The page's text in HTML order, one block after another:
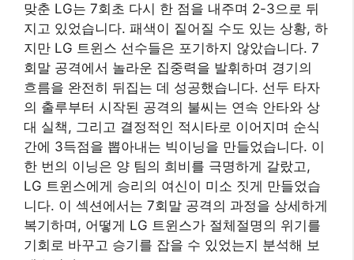
맞춘 LG는 7회초 다시 한 점을 내주며 2-3으로 뒤
지고 있었습니다. 패색이 짙어질 수도 있는 상황, 하
지만 LG 트윈스 선수들은 포기하지 않았습니다. 7
회말 공격에서 놀라운 집중력을 발휘하며 경기의
흐름을 완전히 뒤집는 데 성공했습니다. 선두 타자
의 출루부터 시작된 공격의 불씨는 연속 안타와 상
대 실책, 그리고 결정적인 적시타로 이어지며 순식
간에 3득점을 뽑아내는 빅이닝을 만들었습니다. 이
한 번의 이닝은 양 팀의 희비를 극명하게 갈랐고,
LG 트윈스에게 승리의 여신이 미소 짓게 만들었습
니다. 이 섹션에서는 7회말 공격의 과정을 상세하게
복기하며, 어떻게 LG 트윈스가 절체절명의 위기를
기회로 바꾸고 승기를 잡을 수 있었는지 분석해 보